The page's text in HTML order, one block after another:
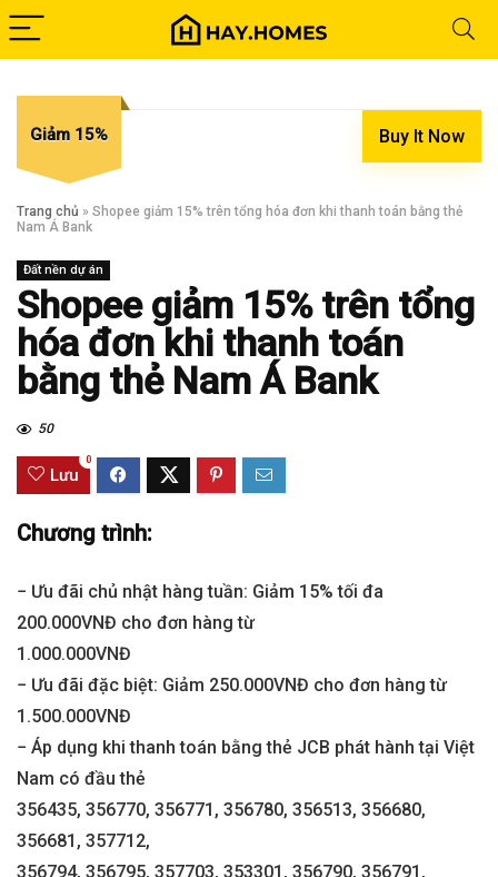
Giảm 15% Buy It Now
Trang chủ » Shopee giảm 15% trên tổng hóa đơn khi thanh toán bằng thẻ
Nam Á Bank
Đất nền dự án
Shopee giảm 15% trên tổng
hóa đơn khi thanh toán
bằng thẻ Nam Á Bank
50
Lưu
0
Chương trình:
− Ưu đãi chủ nhật hàng tuần: Giảm 15% tối đa
200.000VNĐ cho đơn hàng từ
1.000.000VNĐ
− Ưu đãi đặc biệt: Giảm 250.000VNĐ cho đơn hàng từ
1.500.000VNĐ
− Áp dụng khi thanh toán bằng thẻ JCB phát hành tại Việt
Nam có đầu thẻ
356435, 356770, 356771, 356780, 356513, 356680,
356681, 357712,
356794, 356795, 357703, 353301, 356790, 356791,